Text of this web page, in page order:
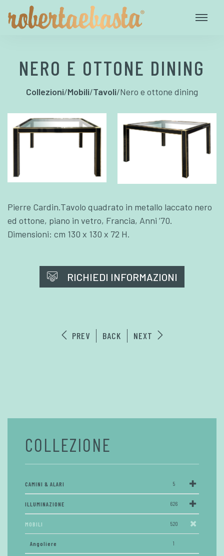
NERO E OTTONE DINING
Collezioni/Mobili/Tavoli/Nero e ottone dining
Pierre Cardin.Tavolo quadrato in metallo laccato nero
ed ottone, piano in vetro, Francia, Anni ’70.
Dimensioni: cm 130 x 130 x 72 H.
RICHIEDI INFORMAZIONI
PREV BACK NEXT
COLLEZIONE
CAMINI & ALARI 5
ILLUMINAZIONE 626
MOBILI 520
Angoliere 1